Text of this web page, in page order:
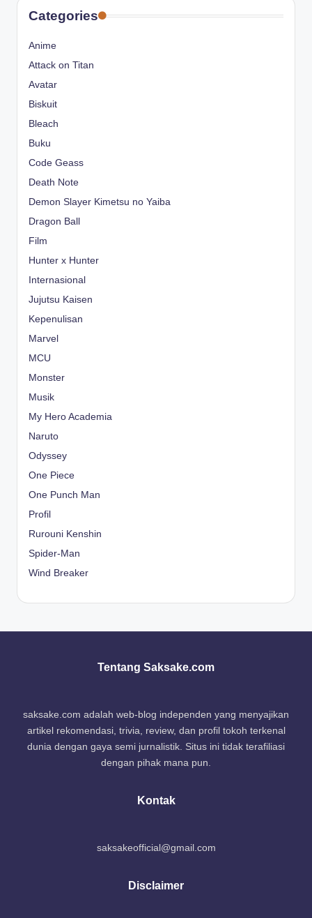
Categories
Anime
Attack on Titan
Avatar
Biskuit
Bleach
Buku
Code Geass
Death Note
Demon Slayer Kimetsu no Yaiba
Dragon Ball
Film
Hunter x Hunter
Internasional
Jujutsu Kaisen
Kepenulisan
Marvel
MCU
Monster
Musik
My Hero Academia
Naruto
Odyssey
One Piece
One Punch Man
Profil
Rurouni Kenshin
Spider-Man
Wind Breaker
Tentang Saksake.com
saksake.com adalah web-blog independen yang menyajikan
artikel rekomendasi, trivia, review, dan profil tokoh terkenal
dunia dengan gaya semi jurnalistik. Situs ini tidak terafiliasi
dengan pihak mana pun.
Kontak
saksakeofficial@gmail.com
Disclaimer